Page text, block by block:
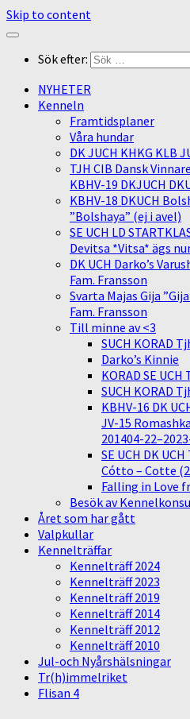
Skip to content
Sök efter:
NYHETER
Kenneln
Framtidsplaner
Våra hundar
DK JUCH KHKG KLB
TJH CIB Dansk
KBHV-19 DKJUCH
KBHV-18 DKUCH
”Bolshaya” (ej i avel)
SE UCH LD
Devitsa *Vitsa* ägs
DK UCH Darko’s
Fam. Fransson
Svarta Majas Gija
Fam. Fransson
Till minne av <3
SUCH KORAD
Darko’s Kinnie
KORAD SE
SUCH KORAD
KBHV-16 DK
JV-15
201404-
SE UCH DK
Cótto – Cotte
Falling in Love
Besök av
Året som har gått
Valpkullar
Kennelträffar
Kennelträff 2024
Kennelträff 2023
Kennelträff 2019
Kennelträff 2014
Kennelträff 2012
Kennelträff 2010
Jul-och Nyårshälsningar
Tr(h)immelriket
Flisan 4